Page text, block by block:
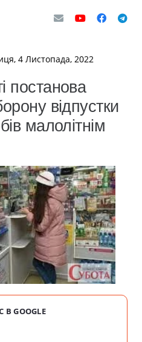
4 Листопада, 2022
постанова
відпустки
малолітнім
GOOGLE